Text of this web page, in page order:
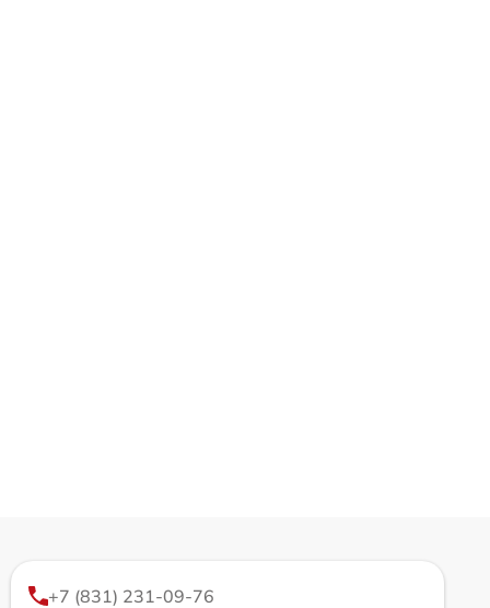
+7 (831) 231-09-76